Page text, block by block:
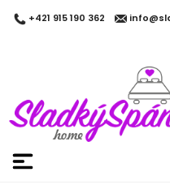
+421 915 190 362